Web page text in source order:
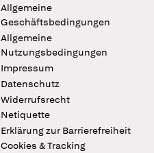
Allgemeine
Geschäftsbedingungen
Allgemeine
Nutzungsbedingungen
Impressum
Datenschutz
Widerrufsrecht
Netiquette
Erklärung zur Barrierefreiheit
Cookies & Tracking